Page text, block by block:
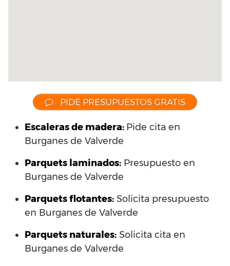
PIDE PRESUPUESTOS GRATIS
Escaleras de madera: Pide cita en
Burganes de Valverde
Parquets laminados: Presupuesto en
Burganes de Valverde
Parquets flotantes: Solicita presupuesto
en Burganes de Valverde
Parquets naturales: Solicita cita en
Burganes de Valverde